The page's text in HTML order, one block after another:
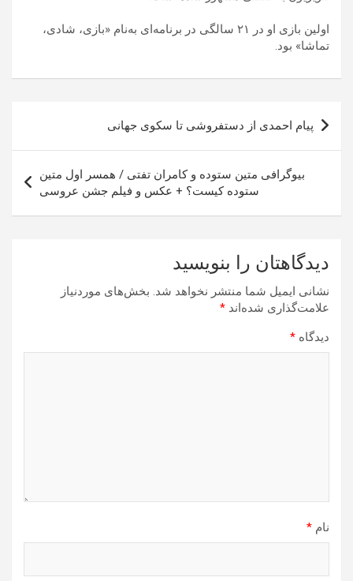
اولین بازی او در ۲۱ سالگی در برنامه‌ای به‌نام «بازی، شادی،
تماشا» بود.
راهبری
نوشته
پیام احمدی از دستفروشی تا سکوی جهانی
بیوگرافی متین ستوده و کامران تفتی / همسر اول متین
ستوده کیست؟ + عکس و فیلم جشن عروسی
دیدگاهتان را بنویسید
نشانی ایمیل شما منتشر نخواهد شد. بخش‌های موردنیاز
علامت‌گذاری شده‌اند *
دیدگاه *
نام *